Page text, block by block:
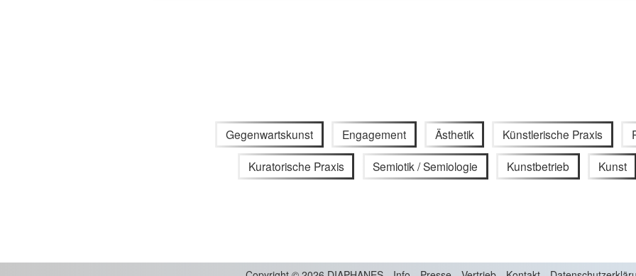
Gegenwartskunst Engagement Ästhetik Künstlerische Praxis
Kuratorische Praxis Semiotik / Semiologie Kunstbetrieb Kunst